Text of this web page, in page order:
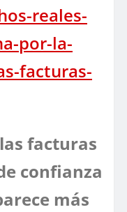
reales-
por-la-
facturas-
facturas
confianza
más